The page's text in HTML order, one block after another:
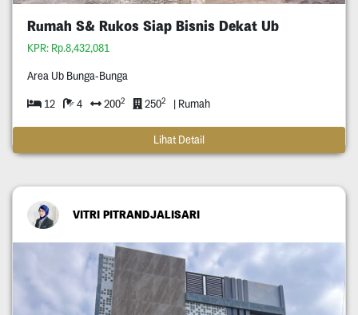
Rumah S& Rukos Siap Bisnis Dekat Ub
KPR: Rp.8,432,081
Area Ub Bunga-Bunga
12 4 2002 2502 | Rumah
Lihat Detail
VITRI PITRANDJALISARI